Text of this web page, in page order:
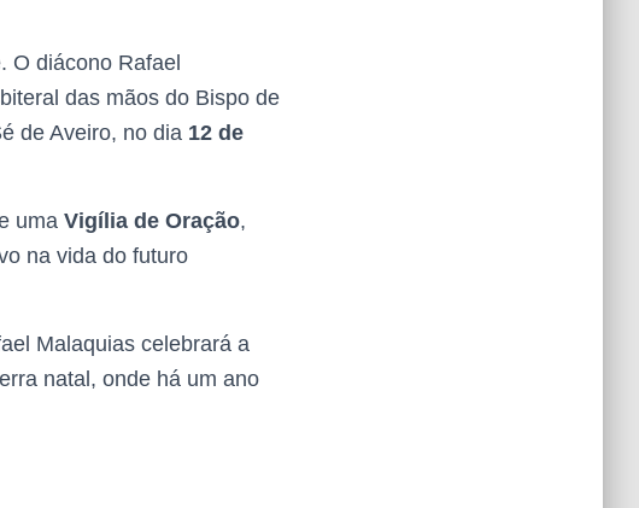
O diácono Rafael
das mãos do Bispo de
de Aveiro, no dia 12 de
uma Vigília de Oração,
na vida do futuro
Malaquias celebrará a
natal, onde há um ano